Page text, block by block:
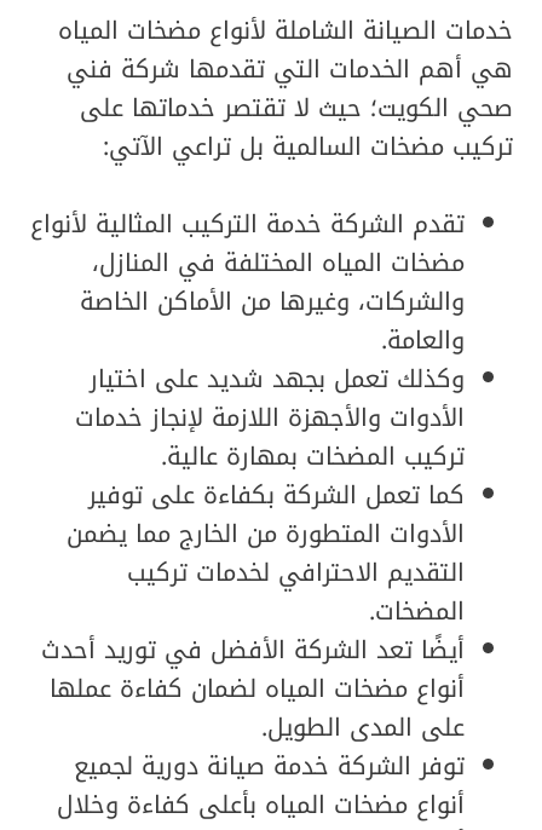
خدمات الصيانة الشاملة لأنواع مضخات المياه
هي أهم الخدمات التي تقدمها شركة فني
صحي الكويت؛ حيث لا تقتصر خدماتها على
تركيب مضخات السالمية بل تراعي الآتي:
تقدم الشركة خدمة التركيب المثالية لأنواع
مضخات المياه المختلفة في المنازل،
والشركات، وغيرها من الأماكن الخاصة
والعامة.
وكذلك تعمل بجهد شديد على اختيار
الأدوات والأجهزة اللازمة لإنجاز خدمات
تركيب المضخات بمهارة عالية.
كما تعمل الشركة بكفاءة على توفير
الأدوات المتطورة من الخارج مما يضمن
التقديم الاحترافي لخدمات تركيب
المضخات.
أيضًا تعد الشركة الأفضل في توريد أحدث
أنواع مضخات المياه لضمان كفاءة عملها
على المدى الطويل.
توفر الشركة خدمة صيانة دورية لجميع
أنواع مضخات المياه بأعلى كفاءة وخلال